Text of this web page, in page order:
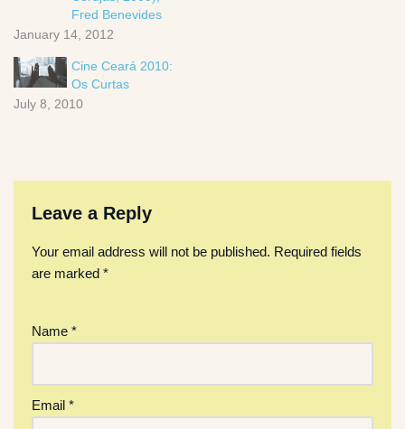
Fred Benevides
January 14, 2012
Cine Ceará 2010:
Os Curtas
July 8, 2010
Leave a Reply
Your email address will not be published. Required fields
are marked *
Name *
Email *